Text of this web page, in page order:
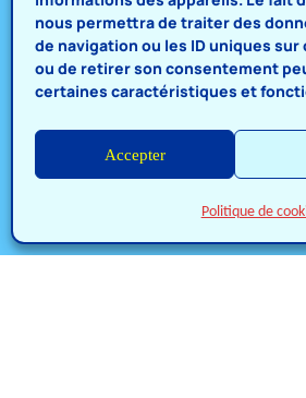
nous permettra de traiter des
de navigation ou les ID uniques
ou de retirer son consentement
certaines caractéristiques et
Accepter
Politique de